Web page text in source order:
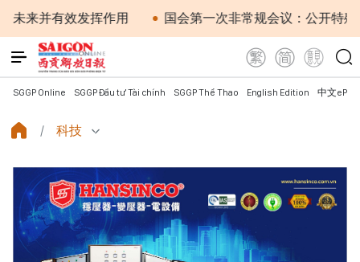
作用 国会第一次非常规会议：公开特殊政策适用范围
SGGP Online SGGP Đầu tư Tài chính SGGP Thể Thao English Edition 中文
科技